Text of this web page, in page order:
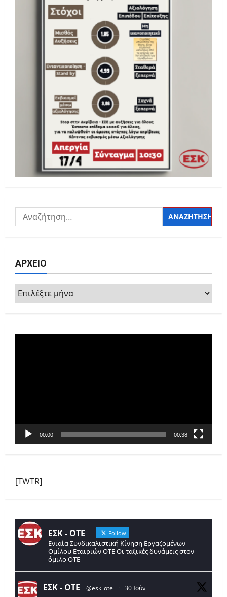
Αναζήτηση
για:
ΑΡΧΕΙΟ
ΑΡΧΕΙΟ
00:00 00:38
[TWTR]
ΕΣΚ - ΟΤΕ Follow
Ενιαία Συνδικαλιστική Κίνηση Εργαζομένων
Ομίλου Εταιριών ΟΤΕ Οι ταξικές δυνάμεις στον
όμιλο ΟΤΕ
ΕΣΚ - ΟΤΕ @esk_ote · 30 Ιούν